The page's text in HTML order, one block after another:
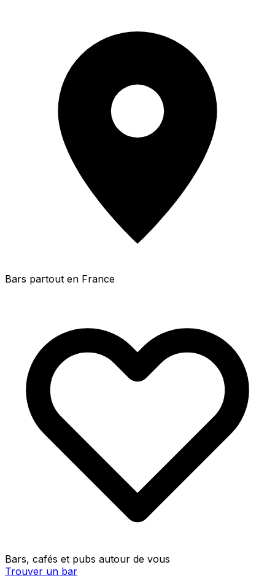
Bars partout en France
Bars, cafés et pubs autour de vous
Trouver un bar